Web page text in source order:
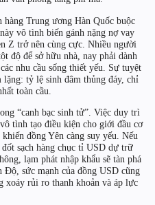
Trung ương Hàn Quốc buộc
vô tình biến gánh nặng nợ vay
Z trở nên cùng cực. Nhiều người
độ để sở hữu nhà, nay phải dành
nhu cầu sống thiết yếu. Sự tuyệt
tỷ lệ sinh đâm thủng đáy, chỉ
toàn cầu.
“canh bạc sinh tử”. Việc duy trì
tình tạo điều kiện cho giới đầu cơ
đồng Yên càng suy yếu. Nếu
sạch hàng chục tỉ USD dự trữ
lạm phát nhập khẩu sẽ tàn phá
sức mạnh của đồng USD cũng
xoáy rủi ro thanh khoản và áp lực